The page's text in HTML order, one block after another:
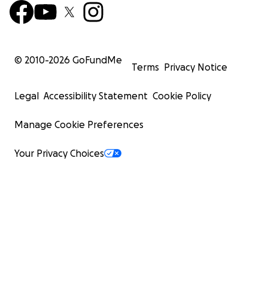
© 2010-2026 GoFundMe
Terms Privacy Notice
Legal Accessibility Statement Cookie Policy
Manage Cookie Preferences
Your Privacy Choices